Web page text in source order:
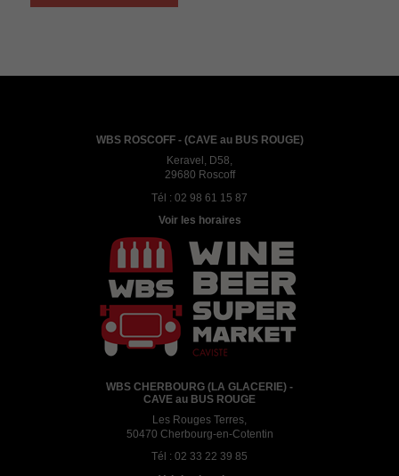
WBS ROSCOFF - (CAVE au BUS ROUGE)
Keravel, D58,
29680 Roscoff
Tél : 02 98 61 15 87
Voir les horaires
WBS CHERBOURG (LA GLACERIE) -
CAVE au BUS ROUGE
Les Rouges Terres,
50470 Cherbourg-en-Cotentin
Tél : 02 33 22 39 85